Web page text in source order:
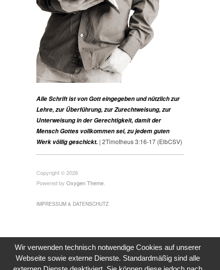
Alle Schrift ist von Gott eingegeben und nützlich zur
Lehre, zur Überführung, zur Zurechtweisung, zur
Unterweisung in der Gerechtigkeit, damit der
Mensch Gottes vollkommen sei, zu jedem guten
Werk völlig geschickt. | 2Timotheus 3:16-17 (ElbCSV)
Copyright © 2026
Powered by Oxygen Theme
IMPRESSUM & DATENSCHUTZ
Wir verwenden technisch notwendige Cookies auf unserer
Webseite sowie externe Dienste. Standardmäßig sind alle